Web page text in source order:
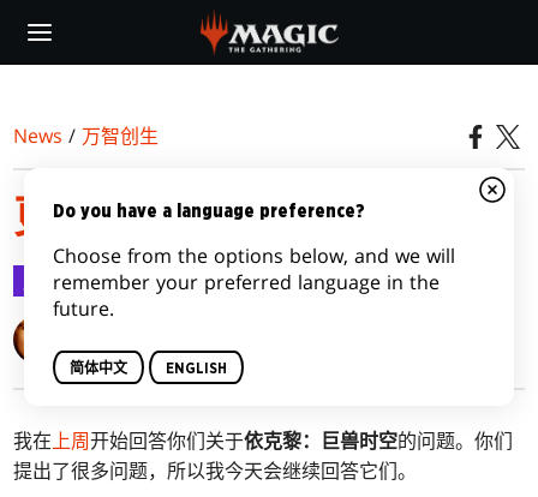
main
News / 万智创生
更多魔法五四三：依克黎
万智创生 2020-05-18
我在上周开始回答你们关于依克黎：巨兽时空的问题。你们
提出了很多问题，所以我今天会继续回答它们。
Do you have a language preference?
Choose from the options below, and we will
remember your preferred language in the
future.
简体中文 ENGLISH